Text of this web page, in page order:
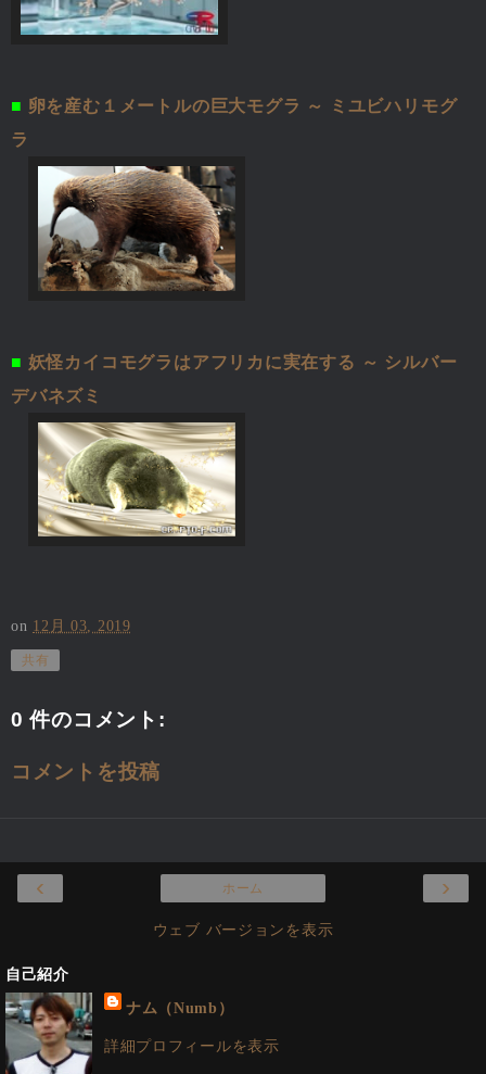
■ 卵を産む１メートルの巨大モグラ ～ ミユビハリモグ
ラ
■ 妖怪カイコモグラはアフリカに実在する ～ シルバー
デバネズミ
on 12月 03, 2019
共有
0 件のコメント:
コメントを投稿
‹ ›
ホーム
ウェブ バージョンを表示
自己紹介
ナム（Numb）
詳細プロフィールを表示